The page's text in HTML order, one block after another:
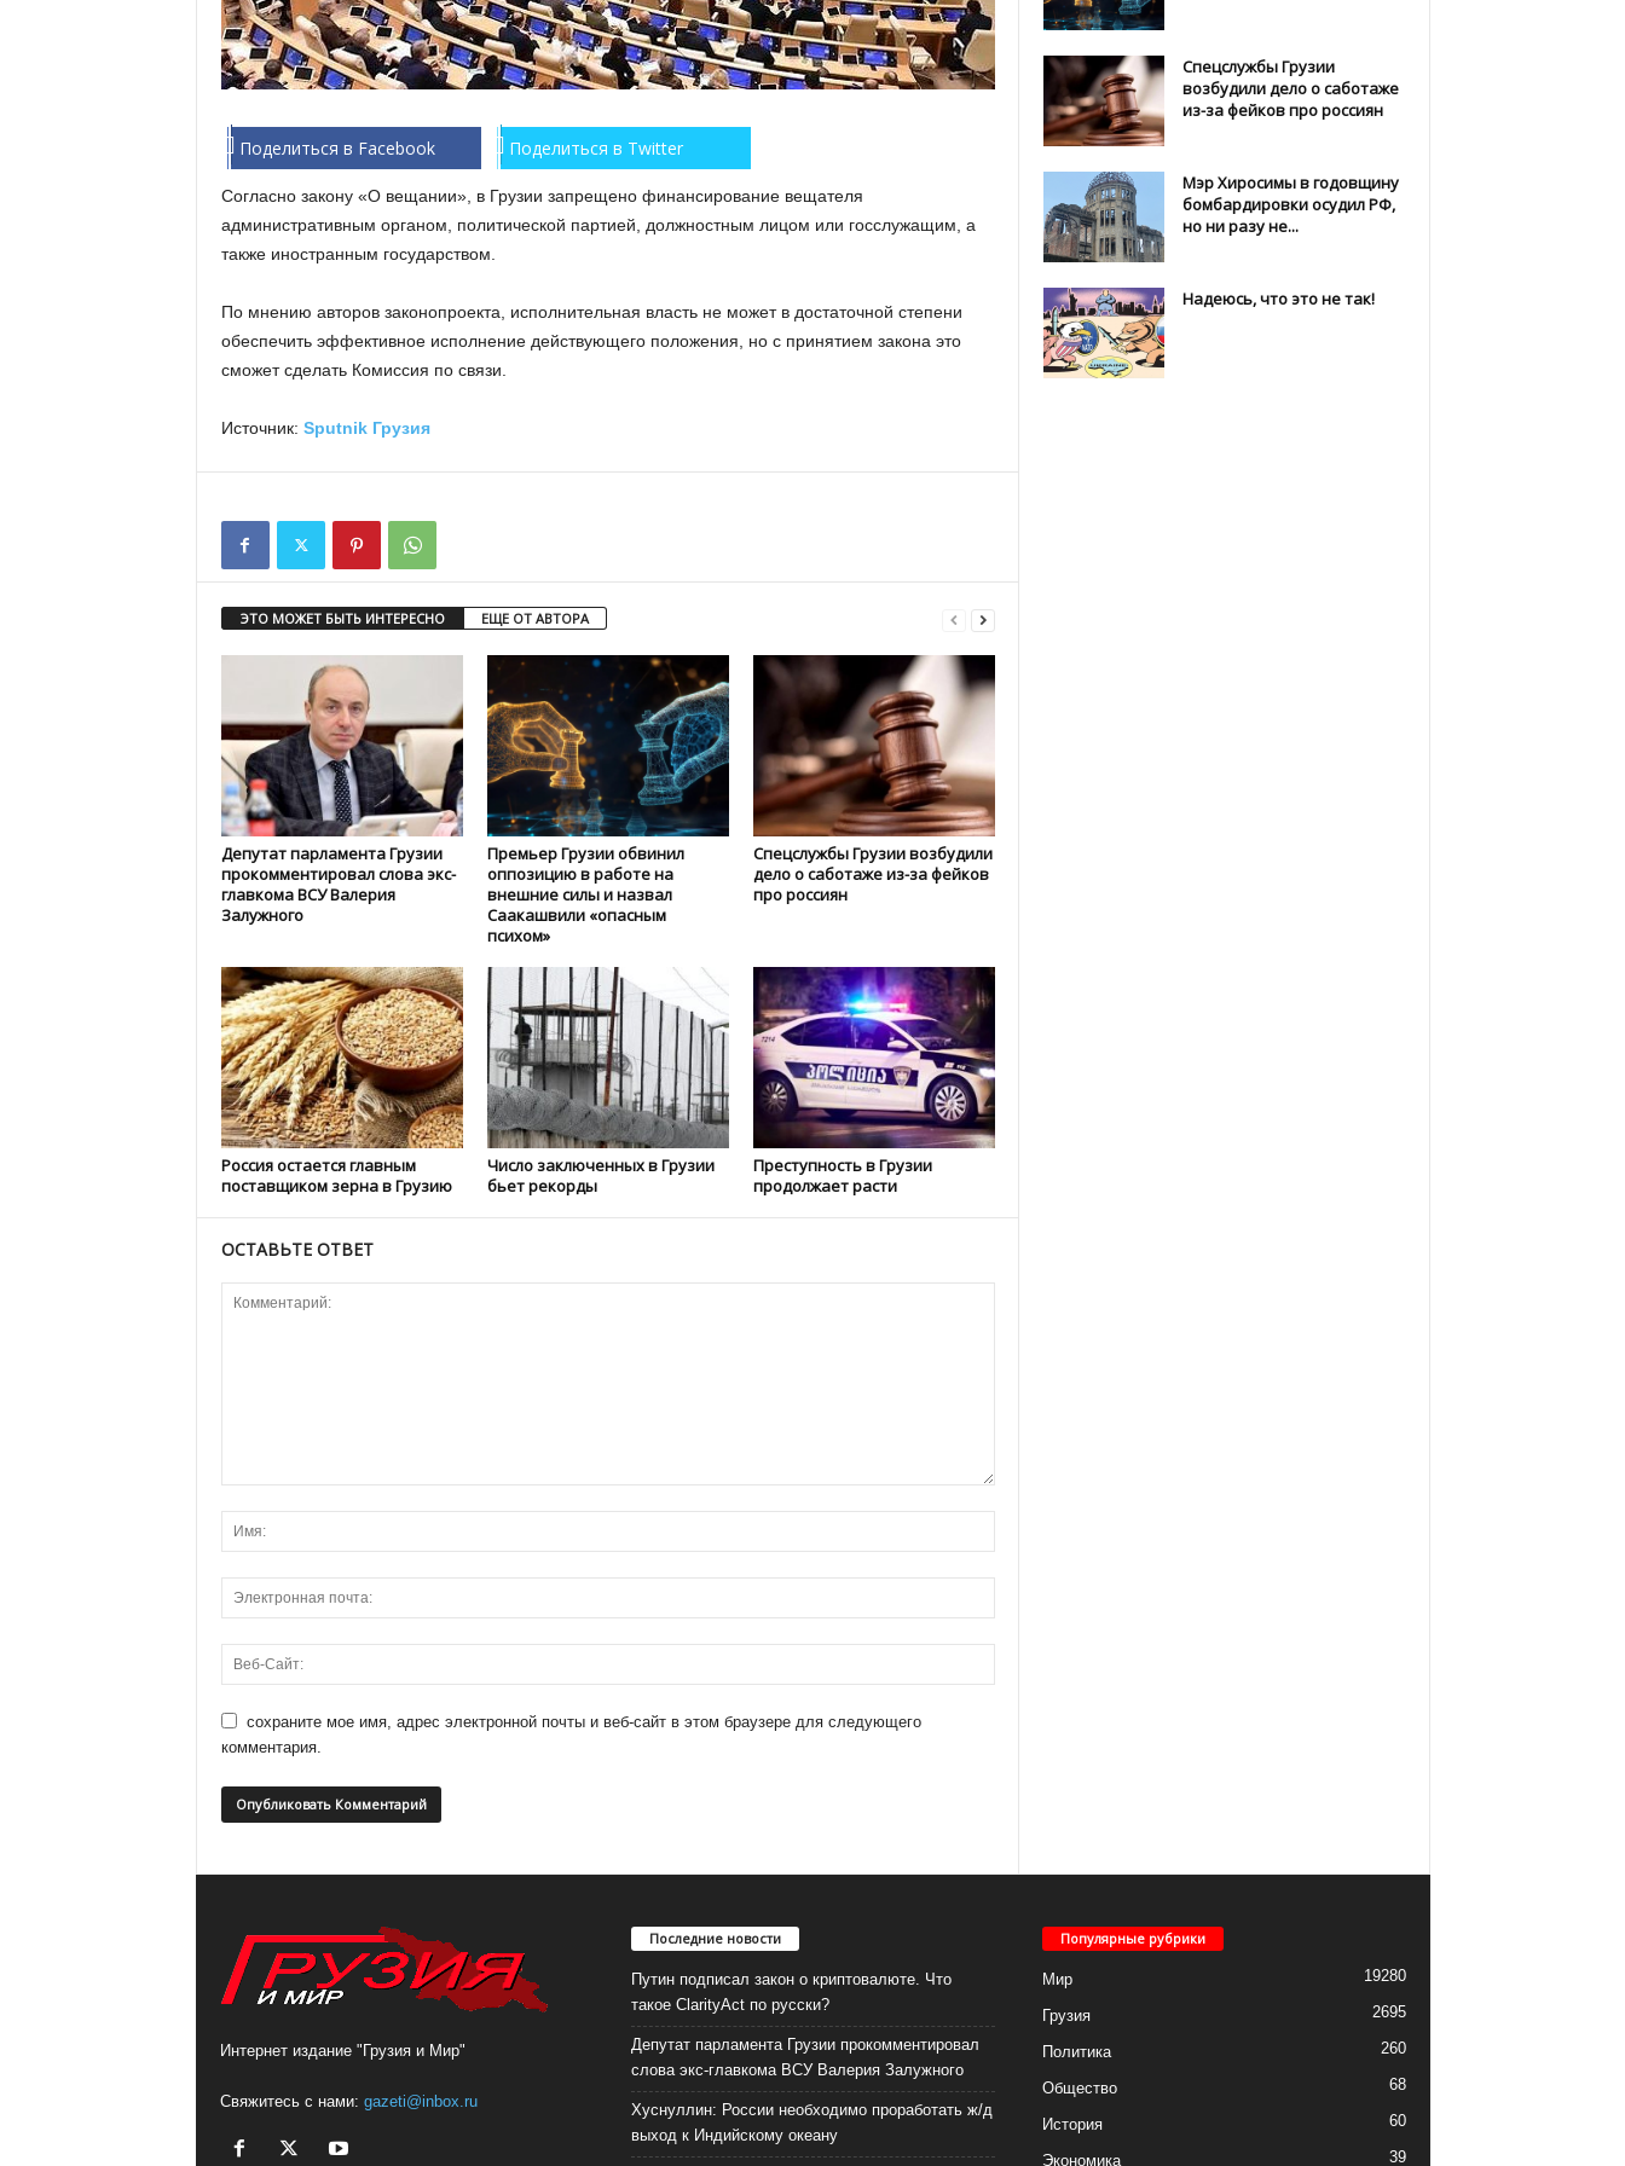
Поделиться в Facebook Поделиться в Twitter
Согласно закону «О вещании», в Грузии запрещено финансирование вещателя
административным органом, политической партией, должностным лицом или госслужащим, а
также иностранным государством.
По мнению авторов законопроекта, исполнительная власть не может в достаточной степени
обеспечить эффективное исполнение действующего положения, но с принятием закона это
сможет сделать Комиссия по связи.
Источник: Sputnik Грузия
ЭТО МОЖЕТ БЫТЬ ИНТЕРЕСНО ЕЩЕ ОТ АВТОРА
Депутат парламента Грузии
прокомментировал слова экс-
главкома ВСУ Валерия
Залужного
Премьер Грузии обвинил
оппозицию в работе на
внешние силы и назвал
Саакашвили «опасным
психом»
Спецслужбы Грузии возбудили
дело о саботаже из-за фейков
про россиян
Россия остается главным
поставщиком зерна в Грузию
Число заключенных в Грузии
бьет рекорды
Преступность в Грузии
продолжает расти
ОСТАВЬТЕ ОТВЕТ
сохраните мое имя, адрес электронной почты и веб-сайт в этом браузере для следующего
комментария.
Спецслужбы Грузии
возбудили дело о саботаже
из-за фейков про россиян
Мэр Хиросимы в годовщину
бомбардировки осудил РФ,
но ни разу не...
Надеюсь, что это не так!
Интернет издание "Грузия и Мир"
Свяжитесь с нами: gazeti@inbox.ru
Последние новости
Путин подписал закон о криптовалюте. Что
такое ClarityAct по русски?
Депутат парламента Грузии прокомментировал
слова экс-главкома ВСУ Валерия Залужного
Хуснуллин: России необходимо проработать ж/д
выход к Индийскому океану
Популярные рубрики
Мир 19280
Грузия 2695
Политика 260
Общество 68
История 60
Экономика 39